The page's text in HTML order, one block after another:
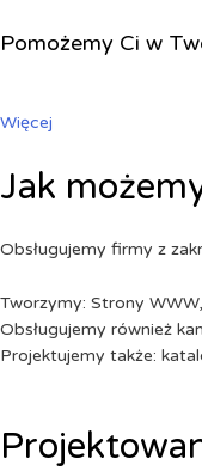
Pomożemy Ci w
Więcej
Jak
Obsługujemy firmy z
Tworzymy: Strony
Obsługujemy również
Projektujemy także: